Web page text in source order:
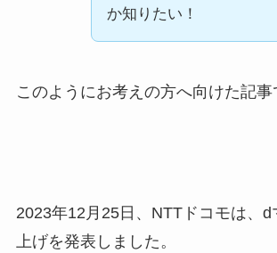
か知りたい！
このようにお考えの方へ向けた記事
2023年12月25日、 NTTドコモは、d
上げを発表しました。